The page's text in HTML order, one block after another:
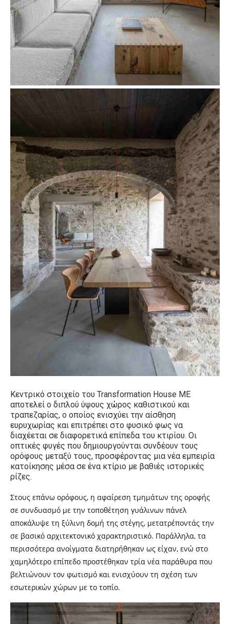
Κεντρικό στοιχείο του Transformation House ME
αποτελεί ο διπλού ύψους χώρος καθιστικού και
τραπεζαρίας, ο οποίος ενισχύει την αίσθηση
ευρυχωρίας και επιτρέπει στο φυσικό φως να
διαχέεται σε διαφορετικά επίπεδα του κτιρίου. Οι
οπτικές φυγές που δημιουργούνται συνδέουν τους
ορόφους μεταξύ τους, προσφέροντας μια νέα εμπειρία
κατοίκησης μέσα σε ένα κτίριο με βαθιές ιστορικές
ρίζες.
Στους επάνω ορόφους, η αφαίρεση τμημάτων της οροφής
σε συνδυασμό με την τοποθέτηση γυάλινων πάνελ
αποκάλυψε τη ξύλινη δομή της στέγης, μετατρέποντάς την
σε βασικό αρχιτεκτονικό χαρακτηριστικό. Παράλληλα, τα
περισσότερα ανοίγματα διατηρήθηκαν ως είχαν, ενώ στο
χαμηλότερο επίπεδο προστέθηκαν τρία νέα παράθυρα που
βελτιώνουν τον φωτισμό και ενισχύουν τη σχέση των
εσωτερικών χώρων με το τοπίο.